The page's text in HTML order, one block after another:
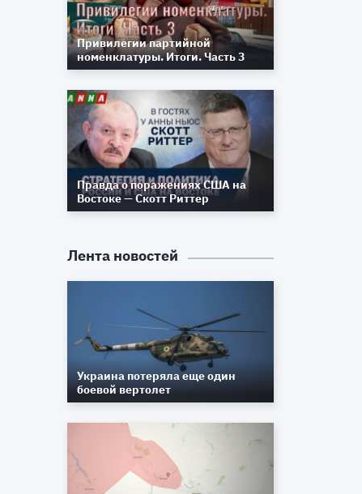
Привилегии партийной
номенклатуры. Итоги. Часть 3
Правда о поражениях США на
Востоке — Скотт Риттер
Лента новостей
Украина потеряла еще один
боевой вертолет